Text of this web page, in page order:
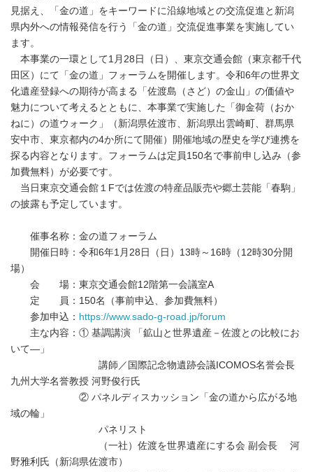
見据え、「金の道」をキーワードに沿線地域との交流促進と新潟
県内外への情報発信を行う「金の道」交流促進事業を実施してい
ます。
本事業の一環として1月28日（日）、東京交通会館（東京都千代
田区）にて「金の道」フォーラムを開催します。令和6年の世界文
化遺産登録への期待が高まる「佐渡島（さど）の金山」の価値や
魅力について考えるとともに、本事業で実施した「御金荷（おか
ねに）の道ウォーク」（新潟県佐渡市、新潟県出雲崎町、群馬県
安中市、東京都内の4か所にて開催）開催地域の歴史を学び連携を
探る内容となります。フォーラムは定員150名で事前申し込み（参
加費無料）が必要です。
当日東京交通会館１Fでは佐渡の特産品販売や郷土芸能「春駒」
の披露も予定しています。
催事名称：金の道フォーラム
開催日時：令和6年1月28日（日）13時～16時（12時30分開
場）
会 場：東京交通会館12階第一会議室A
定 員：150名（事前申込、参加費無料）
参加申込： https://www.sado-g-road.jp/forum
主な内容：① 基調講演 「鉱山と世界遺産－佐渡との比較にお
いて―」
講師／国際記念物遺跡会議ICOMOS名誉会長
九州大学名誉教授 河野俊行氏
② パネルディスカッション「金の道から広がる地
域の輪」
パネリスト
（一社）佐渡を世界遺産にする会 副会長 河
野雅利氏（新潟県佐渡市）